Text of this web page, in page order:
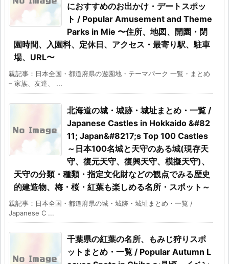
におすすめのお出かけ・デートスポッ
ト / Popular Amusement and Theme
Parks in Mie 〜住所、地図、開園・閉
園時間、入園料、定休日、アクセス・最寄り駅、駐車
場、URL〜
親記事：日本全国・都道府県の遊園地・テーマパーク 一覧・まとめ
– 家族、友達、 ...
北海道の城・城跡・城址まとめ・一覧 /
Japanese Castles in Hokkaido &#82
11; Japan&#8217;s Top 100 Castles
～日本100名城と天守のある城(現存天
守、復元天守、復興天守、模擬天守)、
天守の分類・種類・指定文化財などの観点でみる歴史
的建造物、梅・桜・紅葉も楽しめる名所・スポット～
親記事：日本全国・都道府県の城・城跡・城址まとめ・一覧 /
Japanese C ...
千葉県の紅葉の名所、もみじ狩りスポ
ットまとめ・一覧 / Popular Autumn L